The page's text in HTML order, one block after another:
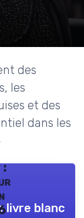
des
les
et des
dans les
:
livre blanc